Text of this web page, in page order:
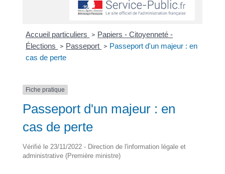
Accueil particuliers > Papiers - Citoyenneté -
Élections
> Passeport > Passeport d'un majeur : en
cas de perte
Fiche pratique
Passeport d'un majeur : en
cas de perte
Vérifié le 23/11/2022 - Direction de l'information légale et
administrative (Première ministre)